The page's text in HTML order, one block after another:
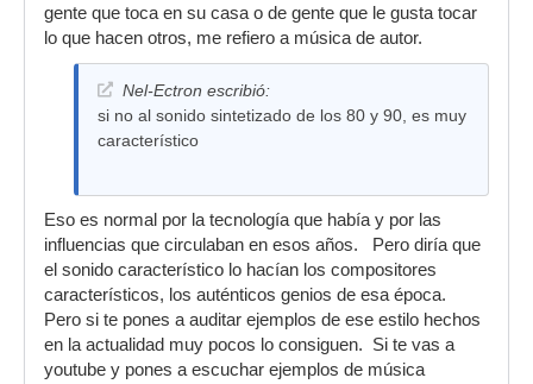
gente que toca en su casa o de gente que le gusta tocar
lo que hacen otros, me refiero a música de autor.
Nel-Ectron escribió:
si no al sonido sintetizado de los 80 y 90, es muy
característico
Eso es normal por la tecnología que había y por las
influencias que circulaban en esos años. Pero diría que
el sonido característico lo hacían los compositores
característicos, los auténticos genios de esa época.
Pero si te pones a auditar ejemplos de ese estilo hechos
en la actualidad muy pocos lo consiguen. Si te vas a
youtube y pones a escuchar ejemplos de música